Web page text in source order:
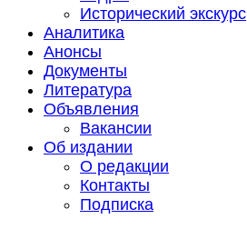
Исторический экскурс
Аналитика
Анонсы
Документы
Литература
Объявления
Вакансии
Об издании
О редакции
Контакты
Подписка